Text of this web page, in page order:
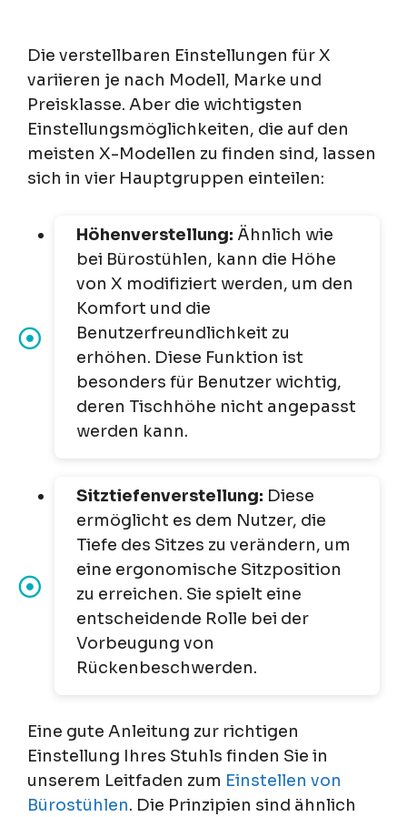
Die verstellbaren Einstellungen für X
variieren je nach Modell, Marke und
Preisklasse. Aber die wichtigsten
Einstellungsmöglichkeiten, die auf den
meisten X-Modellen zu finden sind, lassen
sich in vier Hauptgruppen einteilen:
Höhenverstellung: Ähnlich wie
bei Bürostühlen, kann die Höhe
von X modifiziert werden, um den
Komfort und die
Benutzerfreundlichkeit zu
erhöhen. Diese Funktion ist
besonders für Benutzer wichtig,
deren Tischhöhe nicht angepasst
werden kann.
Sitztiefenverstellung: Diese
ermöglicht es dem Nutzer, die
Tiefe des Sitzes zu verändern, um
eine ergonomische Sitzposition
zu erreichen. Sie spielt eine
entscheidende Rolle bei der
Vorbeugung von
Rückenbeschwerden.
Eine gute Anleitung zur richtigen
Einstellung Ihres Stuhls finden Sie in
unserem Leitfaden zum Einstellen von
Bürostühlen. Die Prinzipien sind ähnlich